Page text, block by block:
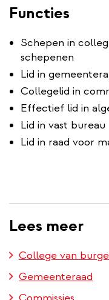
Functies
Schepen in
schepenen
Lid in
Collegelid in
Effectief lid in
Lid in vast bureau
Lid in raad voor
Lees meer
College van
Gemeenteraad